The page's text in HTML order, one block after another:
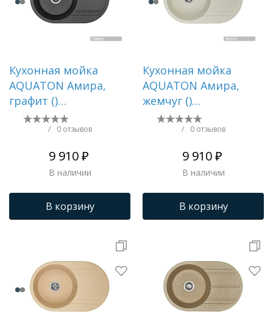
Кухонная мойка
AQUATON Амира,
графит ()
1A712932AI210
/ 0 отзывов
9 910 ₽
В наличии
В корзину
Кухонная мойка
AQUATON Амира,
жемчуг ()
1A712932AI240
/ 0 отзывов
9 910 ₽
В наличии
В корзину